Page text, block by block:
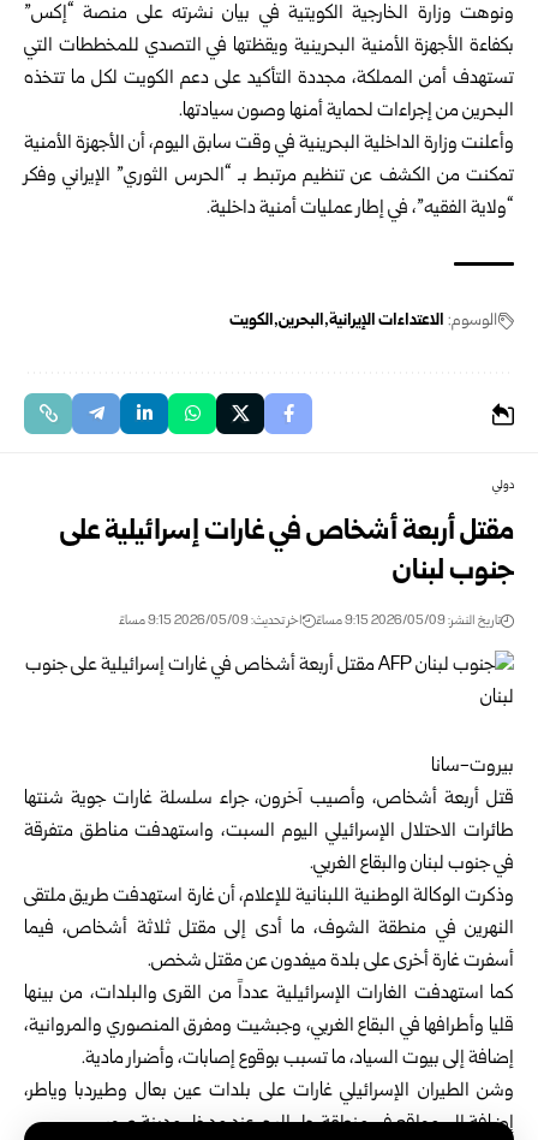
ونوهت وزارة الخارجية الكويتية في بيان نشرته على منصة “إكس”
بكفاءة الأجهزة الأمنية البحرينية ويقظتها في التصدي للمخططات التي
تستهدف أمن المملكة، مجددة التأكيد على دعم الكويت لكل ما تتخذه
البحرين من إجراءات لحماية أمنها وصون سيادتها.
وأعلنت وزارة الداخلية البحرينية في وقت سابق اليوم، أن الأجهزة الأمنية
تمكنت من الكشف عن تنظيم مرتبط بـ “الحرس الثوري” الإيراني وفكر
“ولاية الفقيه”، في إطار عمليات أمنية داخلية.
الوسوم: الاعتداءات الإيرانية البحرين الكويت
دولي
مقتل أربعة أشخاص في غارات إسرائيلية على
جنوب لبنان
تاريخ النشر: 2026/05/09 9:15 مساءً اخر تحديث: 2026/05/09 9:15 مساءً
بيروت-سانا
قتل أربعة أشخاص، وأصيب آخرون، جراء سلسلة غارات جوية شنتها
طائرات الاحتلال الإسرائيلي اليوم السبت، واستهدفت مناطق متفرقة
في جنوب لبنان والبقاع الغربي.
وذكرت الوكالة الوطنية اللبنانية للإعلام، أن غارة استهدفت طريق ملتقى
النهرين في منطقة الشوف، ما أدى إلى مقتل ثلاثة أشخاص، فيما
أسفرت غارة أخرى على بلدة ميفدون عن مقتل شخص.
كما استهدفت الغارات الإسرائيلية عدداً من القرى والبلدات، من بينها
قليا وأطرافها في البقاع الغربي، وجبشيت ومفرق المنصوري والمروانية،
إضافة إلى بيوت السياد، ما تسبب بوقوع إصابات، وأضرار مادية.
وشن الطيران الإسرائيلي غارات على بلدات عين بعال وطيردبا وياطر،
إضافة إلى مواقع في منطقة جل البحر عند مدخل مدينة صور.